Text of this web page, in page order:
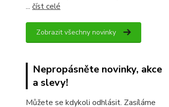
... číst celé
Zobrazit všechny novinky
Nepropásněte novinky, akce
a slevy!
Můžete se kdykoli odhlásit. Zasíláme